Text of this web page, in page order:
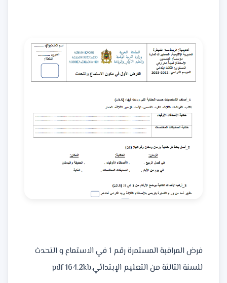
فرض المراقبة المستمرة رقم 1 في الاستماع و التحدث
للسنة الثالثة من التعليم الإبتدائي.pdf164.2kb